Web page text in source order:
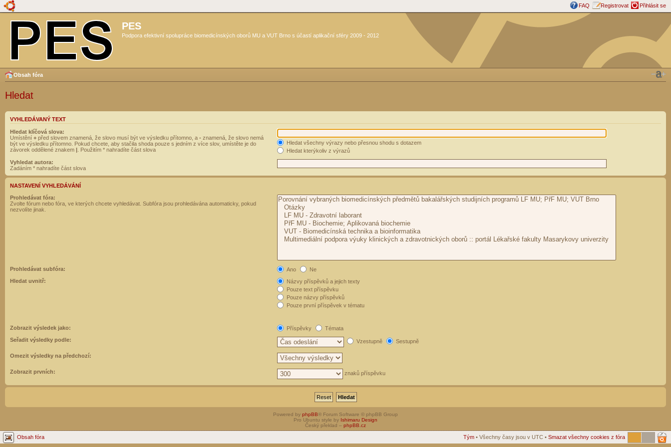
FAQ Registrovat Přihlásit se
PES
Podpora efektivní spolupráce biomedicínských oborů MU a VUT Brno s účastí aplikační sféry 2009 - 2012
Obsah fóra
Hledat
VYHLEDÁVANÝ TEXT
Hledat klíčová slova:
Umístění + před slovem znamená, že slovo musí být ve výsledku přítomno, a - znamená, že slovo nemá
být ve výsledku přítomno. Pokud chcete, aby stačila shoda pouze s jedním z více slov, umístěte je do
závorek oddělené znakem | . Použitím * nahradíte část slova
Hledat všechny výrazy nebo přesnou shodu s dotazem
Hledat kterýkoliv z výrazů
Vyhledat autora:
Zadáním * nahradíte část slova
NASTAVENÍ VYHLEDÁVÁNÍ
Prohledávat fóra:
Zvolte fórum nebo fóra, ve kterých chcete vyhledávat. Subfóra jsou prohledávána automaticky, pokud
nezvolíte jinak.
Prohledávat subfóra: Ano
Ne
Hledat uvnitř:
Názvy příspěvků a jejich texty
Pouze text příspěvku
Pouze názvy příspěvků
Pouze první příspěvek v tématu
Zobrazit výsledek jako: Příspěvky
Témata
Seřadit výsledky podle:
Vzestupně Sestupně
Omezit výsledky na předchozí:
Zobrazit prvních: znaků příspěvku
Powered by phpBB® Forum Software © phpBB Group
Pro Ubuntu style by Ishimaru Design
Český překlad – phpBB.cz
Obsah fóra Tým • Všechny časy jsou v UTC • Smazat všechny cookies z fóra